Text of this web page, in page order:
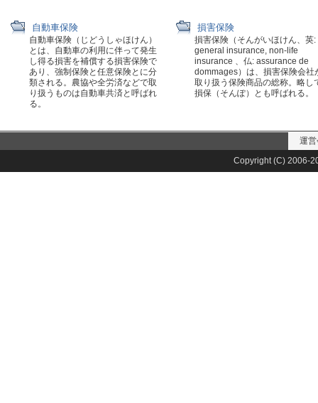
自動車保険
自動車保険（じどうしゃほけん）
とは、自動車の利用に伴って発生
し得る損害を補償する損害保険で
あり、強制保険と任意保険とに分
類される。農協や全労済などで取
り扱うものは自動車共済と呼ばれ
る。
損害保険
損害保険（そんがいほけん、英:
general insurance, non-life
insurance 、仏: assurance de
dommages）は、損害保険会社
取り扱う保険商品の総称。略し
損保（そんぽ）とも呼ばれる。
運
Copyright (C) 2006-